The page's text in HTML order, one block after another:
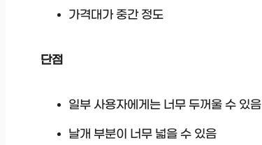
가격대가 중간 정도
단점
일부 사용자에게는 너무 두꺼울 수 있음
날개 부분이 너무 넓을 수 있음